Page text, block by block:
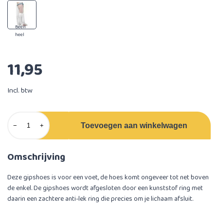
Been
heel
11,95
Incl. btw
− + Toevoegen aan winkelwagen
Omschrijving
Deze gipshoes is voor een voet, de hoes komt ongeveer tot net boven
de enkel. De gipshoes wordt afgesloten door een kunststof ring met
daarin een zachtere anti-lek ring die precies om je lichaam afsluit.